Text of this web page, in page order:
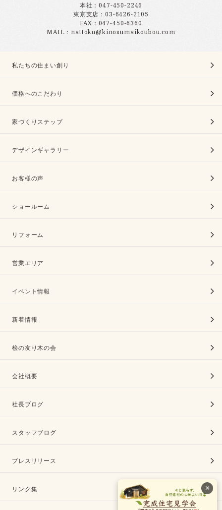
×
本社：047-450-2246
東京支店：03-6426-2105
FAX：047-450-6360
MAIL：nattoku@kinosumaikoubou.com
私たちの住まい創り
価格へのこだわり
家づくりステップ
デザインギャラリー
お客様の声
ショールーム
リフォーム
営業エリア
イベント情報
新着情報
桧の友り木の会
会社概要
社長ブログ
スタッフブログ
プレスリリース
リンク集